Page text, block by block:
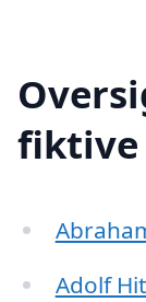
fiktive
Adolf